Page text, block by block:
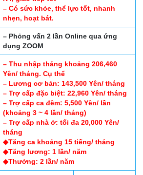
– Có sức khỏe, thể lực tốt, nhanh
nhẹn, hoạt bát.
– Phỏng vấn 2 lần Online qua ứng
dụng ZOOM
– Thu nhập tháng khoảng 206,460
Yên/ tháng. Cụ thể
– Lương cơ bản: 143,500 Yên/ tháng
– Trợ cấp đặc biệt: 22,960 Yên/ tháng
– Trợ cấp ca đêm: 5,500 Yên/ lần
(khoảng 3 ~ 4 lần/ tháng)
– Trợ cấp nhà ở: tối đa 20,000 Yên/
tháng
◆Tăng ca khoảng 15 tiếng/ tháng
◆Tăng lương: 1 lần/ năm
◆Thưởng: 2 lần/ năm